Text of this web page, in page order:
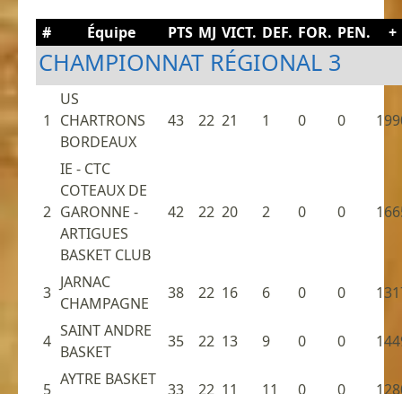
# Équipe PTS MJ VICT. DEF. FOR. PEN. +
CHAMPIONNAT RÉGIONAL 3
1
US
CHARTRONS
BORDEAUX
43 22 21 1 0 0
2
IE - CTC
COTEAUX DE
GARONNE -
ARTIGUES
BASKET CLUB
42 22 20 2 0 0
3
JARNAC
CHAMPAGNE
38 22 16 6 0 0
4
SAINT ANDRE
BASKET
35 22 13 9 0 0
5
AYTRE BASKET
33 22 11 11 0 0